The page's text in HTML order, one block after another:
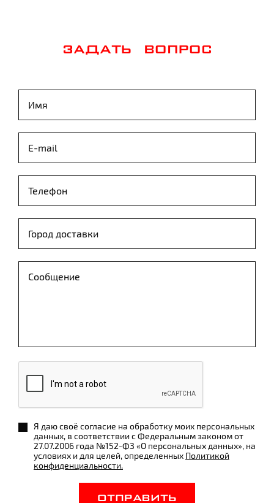
ЗАДАТЬ ВОПРОС
Я даю своё согласие на обработку моих персональных
данных, в соответствии с Федеральным законом от
27.07.2006 года №152-ФЗ «О персональных данных», на
условиях и для целей, определенных Политикой
конфиденциальности.
ОТПРАВИТЬ